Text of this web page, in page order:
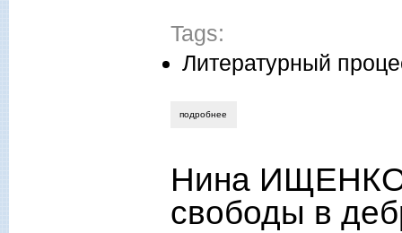
Tags:
Литературный
подробнее
Нина ИЩЕНКО.
свободы в